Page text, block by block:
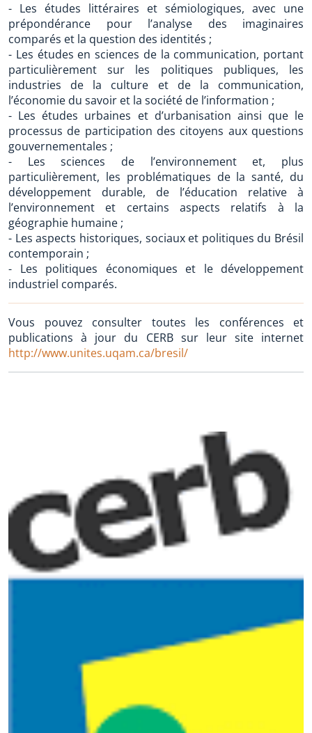
- Les études littéraires et sémiologiques, avec une
prépondérance pour l’analyse des imaginaires
comparés et la question des identités ;
- Les études en sciences de la communication, portant
particulièrement sur les politiques publiques, les
industries de la culture et de la communication,
l’économie du savoir et la société de l’information ;
- Les études urbaines et d’urbanisation ainsi que le
processus de participation des citoyens aux questions
gouvernementales ;
- Les sciences de l’environnement et, plus
particulièrement, les problématiques de la santé, du
développement durable, de l’éducation relative à
l’environnement et certains aspects relatifs à la
géographie humaine ;
- Les aspects historiques, sociaux et politiques du Brésil
contemporain ;
- Les politiques économiques et le développement
industriel comparés.
Vous pouvez consulter toutes les conférences et
publications à jour du CERB sur leur site internet
http://www.unites.uqam.ca/bresil/